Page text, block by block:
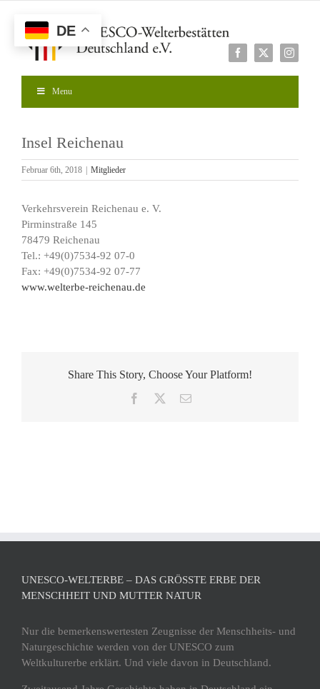
springen
Facebook
X
Menu
Insel Reichenau
Februar 6th, 2018 Mitglieder
Verkehrsverein Reichenau e. V.
Pirminstraße 145
78479 Reichenau
Tel.: +49(0)7534-92 07-0
Fax: +49(0)7534-92 07-77
www.welterbe-reichenau.de
Share This Story, Choose Your Platform!
Facebook
E-
UNESCO-WELTERBE – DAS GRÖSSTE ERBE DER M
ENSCHHEIT UND MUTTER NATUR
Nur die bemerkenswertesten Zeugnisse der Menschheits- und
Naturgeschichte werden von der UNESCO zum
Weltkulturerbe erklärt. Und viele davon in Deutschland.
DE